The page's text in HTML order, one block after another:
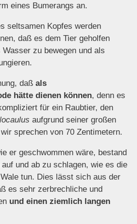
eines Bumerangs an.
seltsamen Kopfes werden
daß es dem Tier geholfen
zu bewegen und als
daß als
hätte dienen können, denn es
für ein Raubtier, den
aufgrund seiner großen
sprechen von 70 Zentimetern.
er geschwommen wäre, bestand
und ab zu schlagen, wie es die
tun. Dies lässt sich aus der
es sehr zerbrechliche und
und einen ziemlich langen